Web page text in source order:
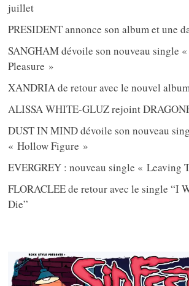
juillet
PRESIDENT annonce son album et une
SANGHAM dévoile son nouveau single
Pleasure »
XANDRIA de retour avec le nouvel
ALISSA WHITE-GLUZ rejoint
DUST IN MIND dévoile son nouveau
« Hollow Figure »
EVERGREY : nouveau single « Leaving
FLORACLEE de retour avec le single “I
Die”